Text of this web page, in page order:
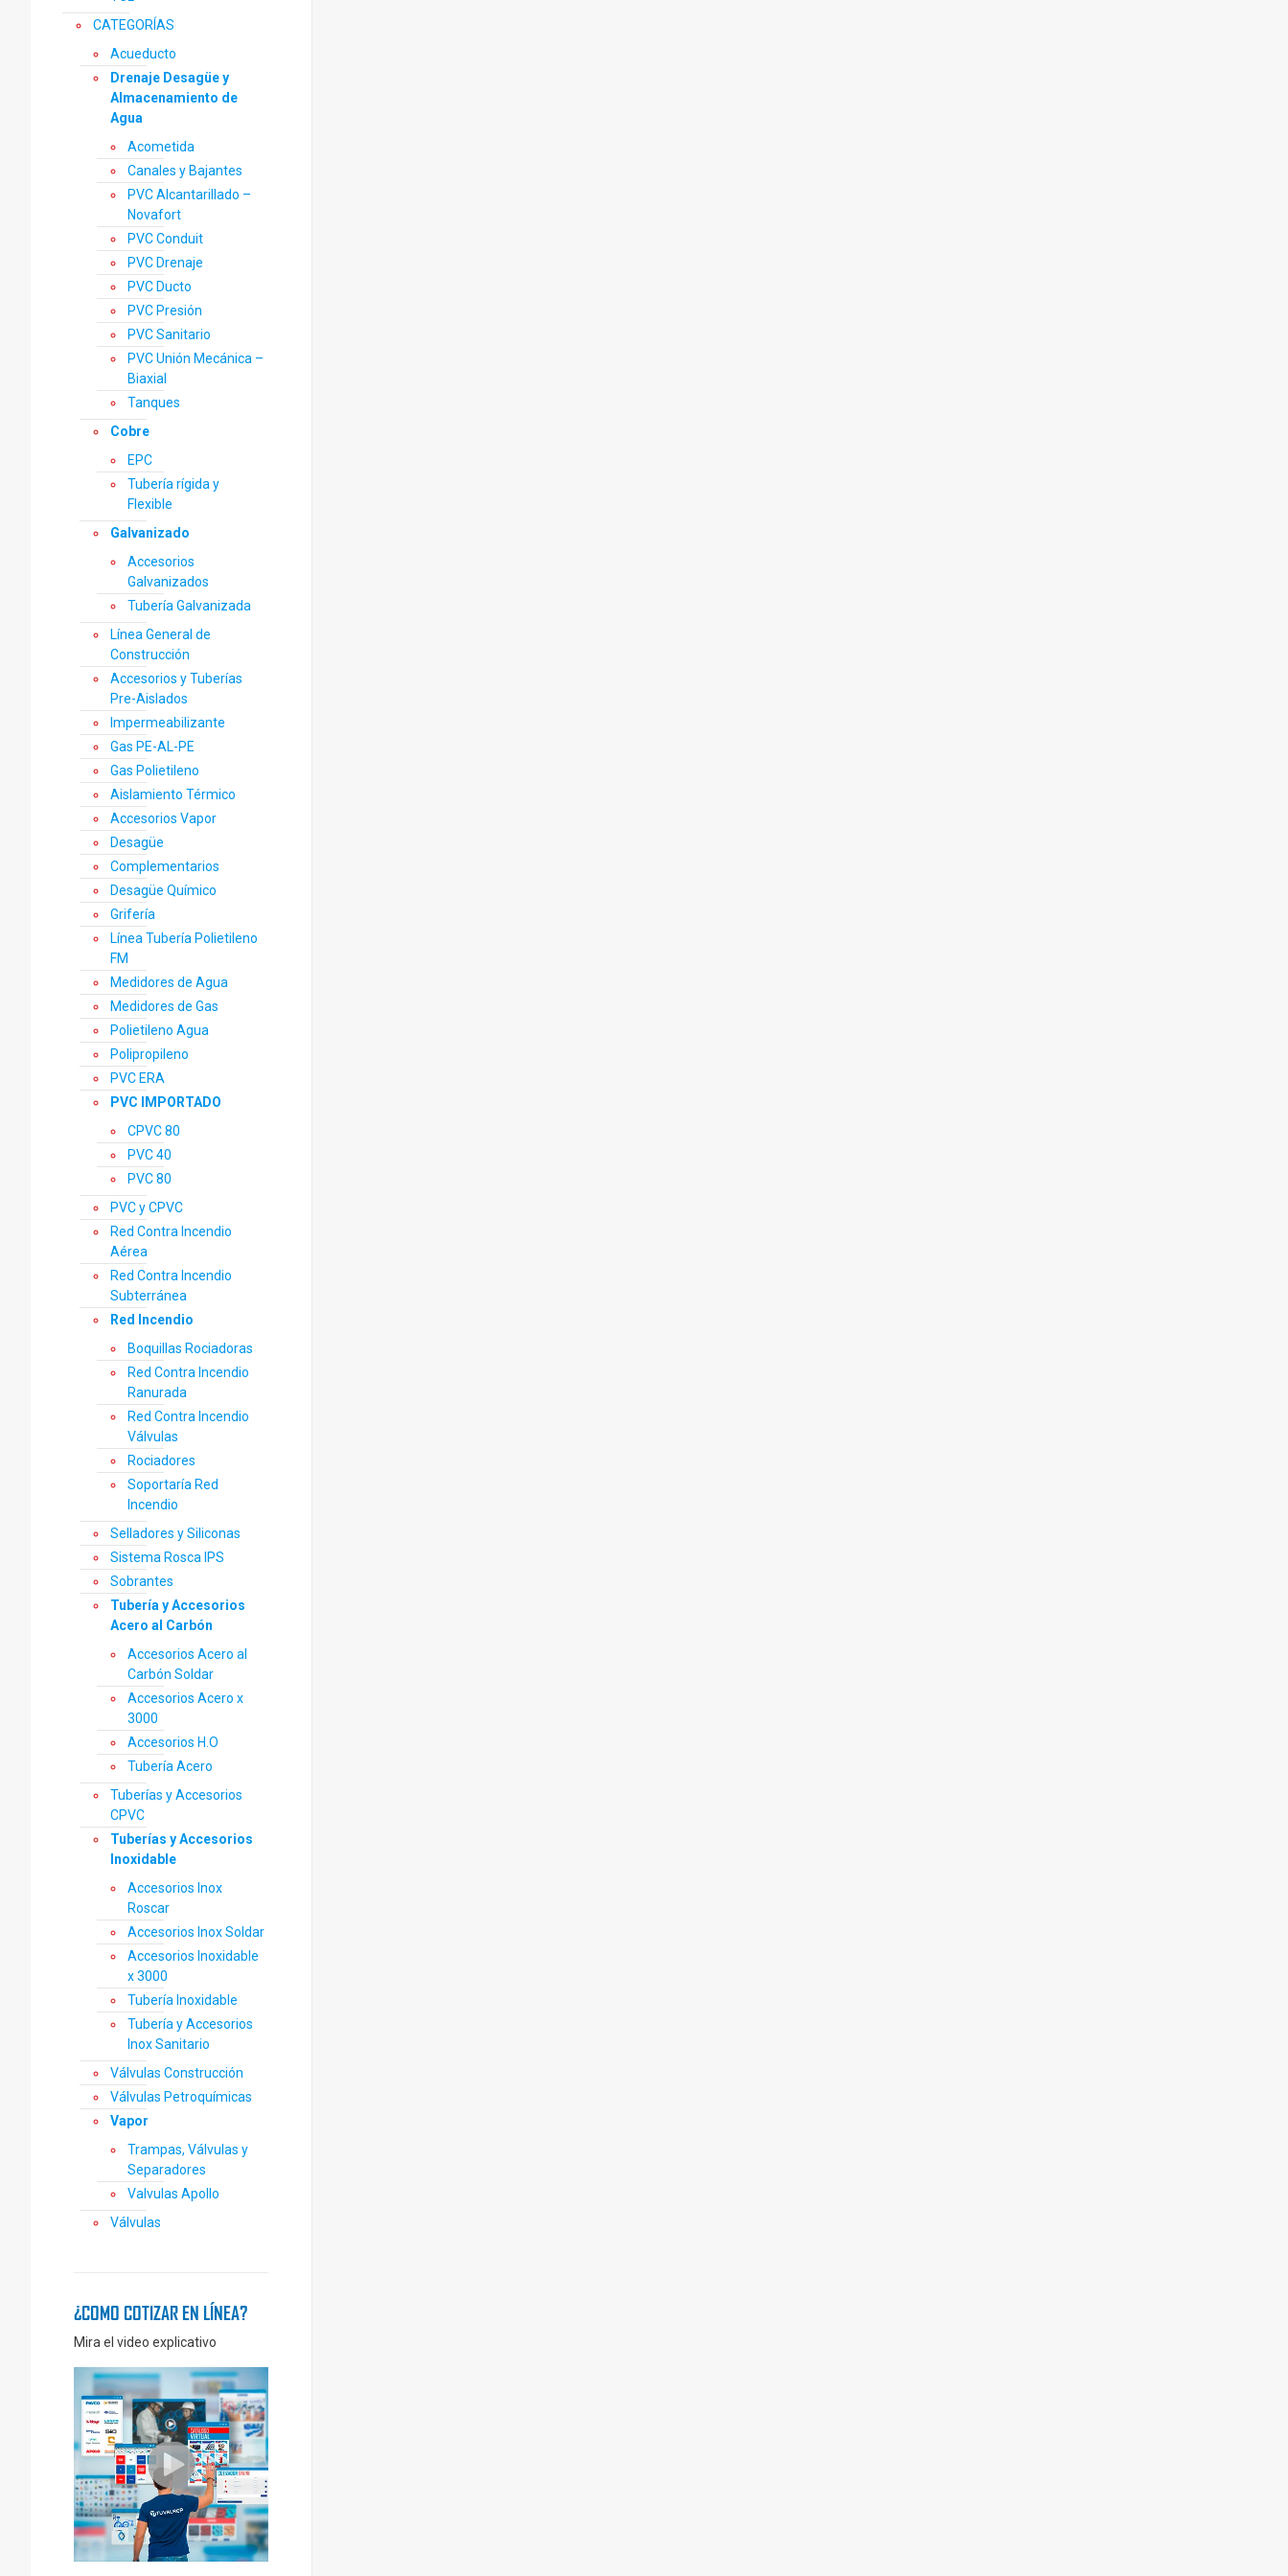
CATEGORÍAS
Acueducto
Drenaje Desagüe y
Almacenamiento de
Agua
Acometida
Canales y Bajantes
PVC Alcantarillado –
Novafort
PVC Conduit
PVC Drenaje
PVC Ducto
PVC Presión
PVC Sanitario
PVC Unión Mecánica –
Biaxial
Tanques
Cobre
EPC
Tubería rígida y
Flexible
Galvanizado
Accesorios
Galvanizados
Tubería Galvanizada
Línea General de
Construcción
Accesorios y Tuberías
Pre-Aislados
Impermeabilizante
Gas PE-AL-PE
Gas Polietileno
Aislamiento Térmico
Accesorios Vapor
Desagüe
Complementarios
Desagüe Químico
Grifería
Línea Tubería Polietileno
FM
Medidores de Agua
Medidores de Gas
Polietileno Agua
Polipropileno
PVC ERA
PVC IMPORTADO
CPVC 80
PVC 40
PVC 80
PVC y CPVC
Red Contra Incendio
Aérea
Red Contra Incendio
Subterránea
Red Incendio
Boquillas Rociadoras
Red Contra Incendio
Ranurada
Red Contra Incendio
Válvulas
Rociadores
Soportaría Red
Incendio
Selladores y Siliconas
Sistema Rosca IPS
Sobrantes
Tubería y Accesorios
Acero al Carbón
Accesorios Acero al
Carbón Soldar
Accesorios Acero x
3000
Accesorios H.O
Tubería Acero
Tuberías y Accesorios
CPVC
Tuberías y Accesorios
Inoxidable
Accesorios Inox
Roscar
Accesorios Inox Soldar
Accesorios Inoxidable
x 3000
Tubería Inoxidable
Tubería y Accesorios
Inox Sanitario
Válvulas Construcción
Válvulas Petroquímicas
Vapor
Trampas, Válvulas y
Separadores
Valvulas Apollo
Válvulas
¿COMO COTIZAR EN LÍNEA?
Mira el video explicativo